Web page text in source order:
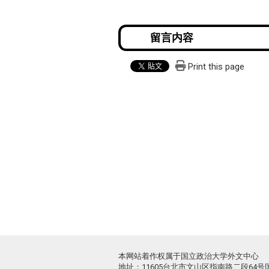
Print this page
本网站着作权属于国立政治大学外文中心
地址：11605台北市文山区指南路二段64号